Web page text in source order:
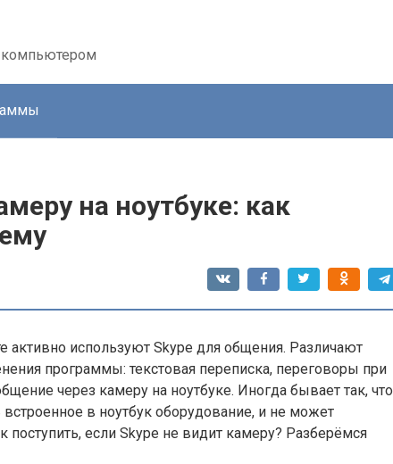
компьютером
на ноутбуке: как
используют Skype для общения. Различают
программы: текстовая переписка, переговоры при
через камеру на ноутбуке. Иногда бывает так, что
в ноутбук оборудование, и не может
поступить, если Skype не видит камеру? Разберёмся